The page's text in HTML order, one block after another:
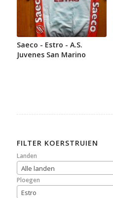
Saeco - Estro - A.S.
Juvenes San Marino
FILTER KOERSTRUIEN
Landen
Alle landen
Ploegen
Estro